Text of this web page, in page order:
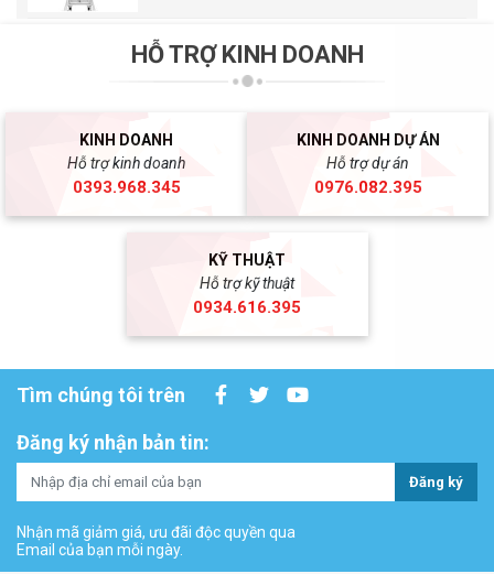
HỖ TRỢ KINH DOANH
KINH DOANH
Hỗ trợ kinh doanh
0393.968.345
KINH DOANH DỰ ÁN
Hỗ trợ dự án
0976.082.395
KỸ THUẬT
Hỗ trợ kỹ thuật
0934.616.395
Tìm chúng tôi trên
Đăng ký nhận bản tin:
Đăng ký
Nhận mã giảm giá, ưu đãi độc quyền qua
Email của bạn mỗi ngày.